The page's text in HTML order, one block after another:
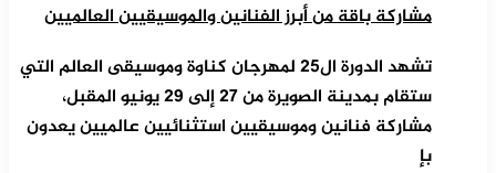
مشاركة باقة من أبرز الفنانين والموسيقيين العالميين
تشهد الدورة ال25 لمهرجان كناوة وموسيقى العالم التي
ستقام بمدينة الصويرة من 27 إلى 29 يونيو المقبل،
مشاركة فنانين وموسيقيين استثنائيين عالميين يعدون
بإ